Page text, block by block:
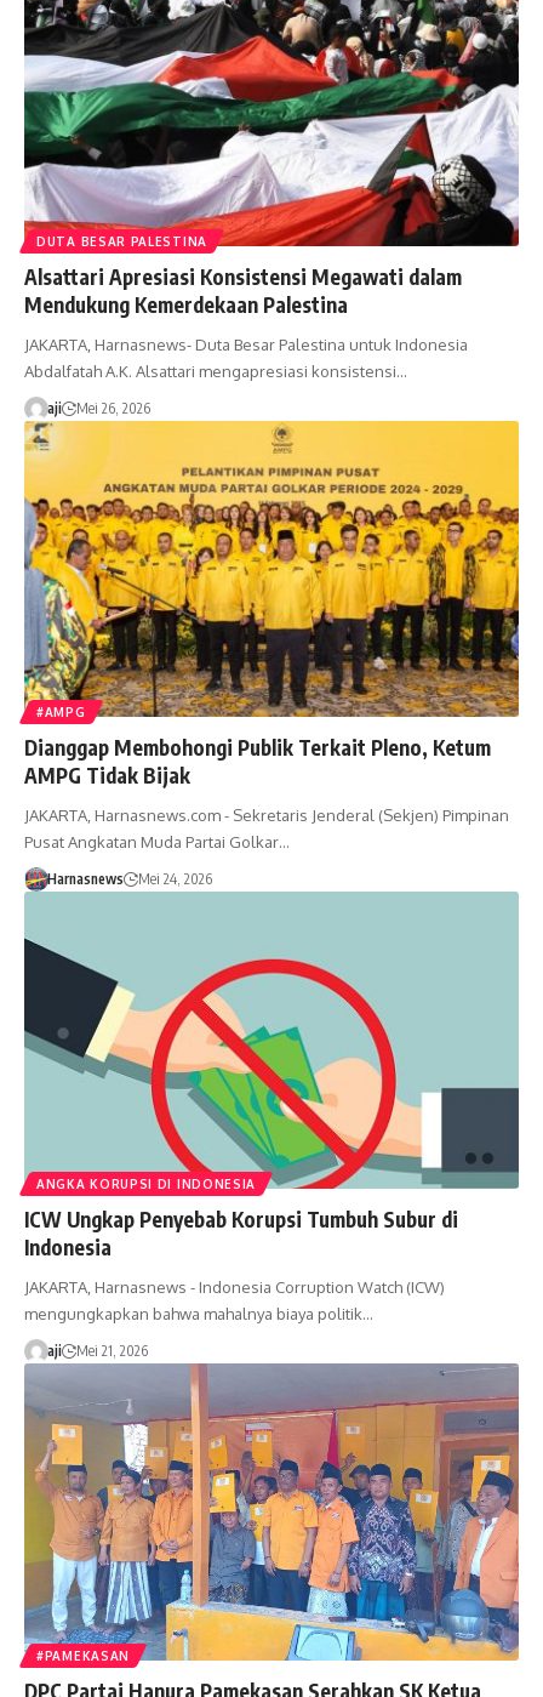
DUTA BESAR PALESTINA
Alsattari Apresiasi Konsistensi Megawati dalam
Mendukung Kemerdekaan Palestina
JAKARTA, Harnasnews- Duta Besar Palestina untuk Indonesia
Abdalfatah A.K. Alsattari mengapresiasi konsistensi…
aji Mei 26, 2026
#AMPG
Dianggap Membohongi Publik Terkait Pleno, Ketum
AMPG Tidak Bijak
JAKARTA, Harnasnews.com - Sekretaris Jenderal (Sekjen) Pimpinan
Pusat Angkatan Muda Partai Golkar…
Harnasnews Mei 24, 2026
ANGKA KORUPSI DI INDONESIA
ICW Ungkap Penyebab Korupsi Tumbuh Subur di
Indonesia
JAKARTA, Harnasnews - Indonesia Corruption Watch (ICW)
mengungkapkan bahwa mahalnya biaya politik…
aji Mei 21, 2026
#PAMEKASAN
DPC Partai Hanura Pamekasan Serahkan SK Ketua